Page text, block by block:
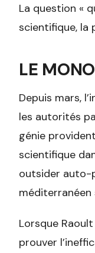
La question «
scientifique, la
LE
Depuis mars,
les autorités
génie
scientifique
outsider auto-
méditerranéen
Lorsque
prouver